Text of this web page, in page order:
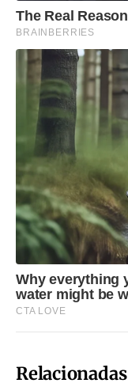
Relacionadas